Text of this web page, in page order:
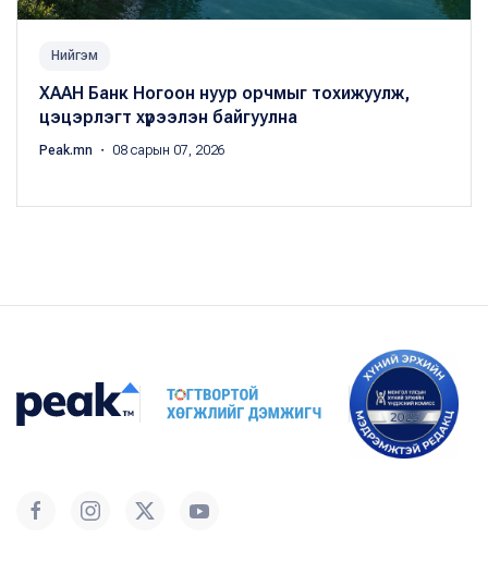
Нийгэм
ХААН Банк Ногоон нуур орчмыг тохижуулж,
цэцэрлэгт хүрээлэн байгуулна
Peak.mn ・ 08 сарын 07, 2026